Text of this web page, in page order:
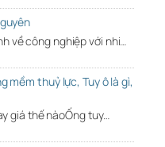
về công nghiệp với nhi…
mềm thuỷ lực, Tuy ô là gì,
giá thế nàoỐng tuy…